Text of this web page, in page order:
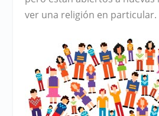
ver una religión en particular.